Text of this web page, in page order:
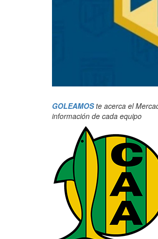
GOLEAMOSte acerca el
información de cada equipo